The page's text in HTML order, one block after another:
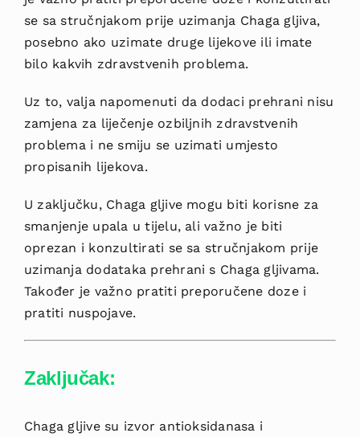
se sa stručnjakom prije uzimanja Chaga gljiva,
posebno ako uzimate druge lijekove ili imate
bilo kakvih zdravstvenih problema.
Uz to, valja napomenuti da dodaci prehrani nisu
zamjena za liječenje ozbiljnih zdravstvenih
problema i ne smiju se uzimati umjesto
propisanih lijekova.
U zaključku, Chaga gljive mogu biti korisne za
smanjenje upala u tijelu, ali važno je biti
oprezan i konzultirati se sa stručnjakom prije
uzimanja dodataka prehrani s Chaga gljivama.
Također je važno pratiti preporučene doze i
pratiti nuspojave.
Zaključak:
Chaga gljive su izvor antioksidanasa i